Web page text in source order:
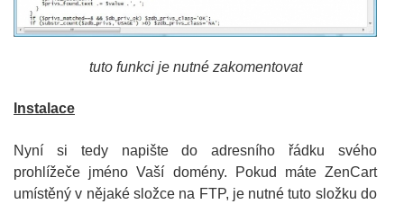
tuto funkci je nutné zakomentovat
Instalace
Nyní si tedy napište do adresního řádku svého
prohlížeče jméno Vaší domény. Pokud máte ZenCart
umístěný v nějaké složce na FTP, je nutné tuto složku do